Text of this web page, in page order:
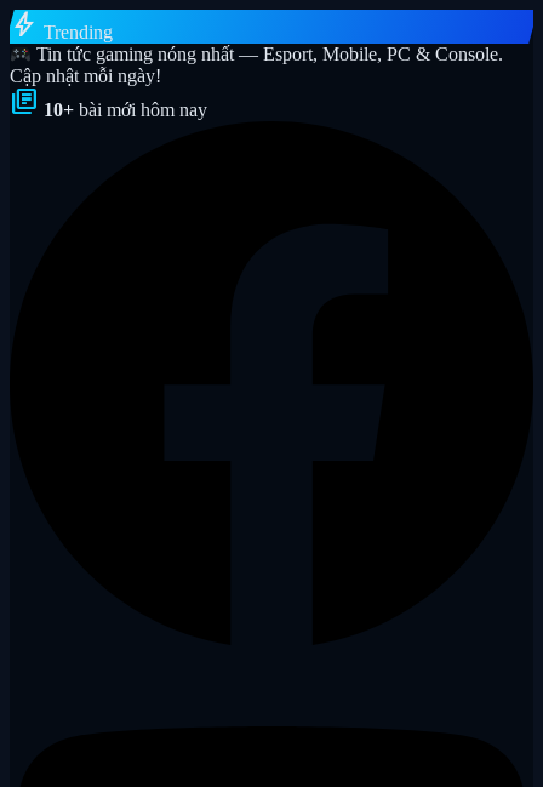
bolt Trending
Tin tức gaming nóng nhất — Esport, Mobile, PC & Console.
Cập nhật mỗi ngày!
library_books 10+ bài mới hôm nay